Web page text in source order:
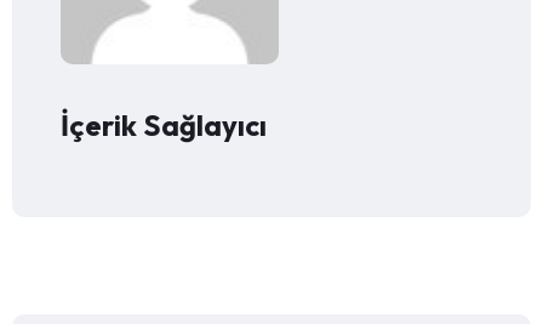
İçerik Sağlayıcı